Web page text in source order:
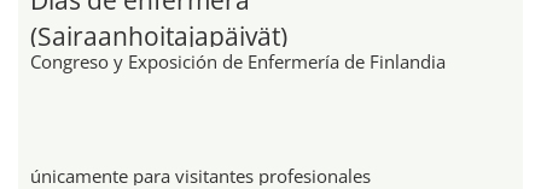
(Sairaanhoitajapäivät)
Congreso y Exposición de Enfermería de Finlandia
únicamente para visitantes profesionales